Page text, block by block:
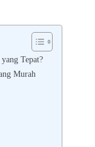
Tepat?
Murah